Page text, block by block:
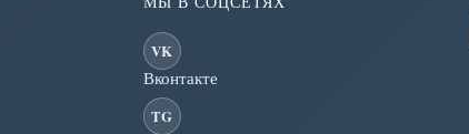
VK
Вконтакте
TG